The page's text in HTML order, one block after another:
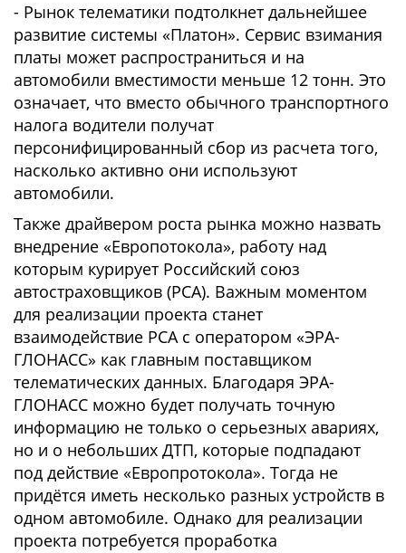
- Рынок телематики подтолкнет дальнейшее
развитие системы «Платон». Сервис взимания
платы может распространиться и на
автомобили вместимости меньше 12 тонн. Это
означает, что вместо обычного транспортного
налога водители получат
персонифицированный сбор из расчета того,
насколько активно они используют
автомобили.
Также драйвером роста рынка можно назвать
внедрение «Европотокола», работу над
которым курирует Российский союз
автостраховщиков (РСА). Важным моментом
для реализации проекта станет
взаимодействие РСА с оператором «ЭРА-
ГЛОНАСС» как главным поставщиком
телематических данных. Благодаря ЭРА-
ГЛОНАСС можно будет получать точную
информацию не только о серьезных авариях,
но и о небольших ДТП, которые подпадают
под действие «Европротокола». Тогда не
придётся иметь несколько разных устройств в
одном автомобиле. Однако для реализации
проекта потребуется проработка